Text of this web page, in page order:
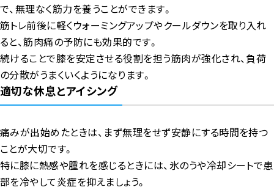
で、無理なく筋力を養うことができます。
筋トレ前後に軽くウォーミングアップやクールダウンを取り入れ
ると、筋肉痛の予防にも効果的です。
続けることで膝を安定させる役割を担う筋肉が強化され、負荷
の分散がうまくいくようになります。
適切な休息とアイシング
痛みが出始めたときは、まず無理をせず安静にする時間を持つ
ことが大切です。
特に膝に熱感や腫れを感じるときには、氷のうや冷却シートで患
部を冷やして炎症を抑えましょう。